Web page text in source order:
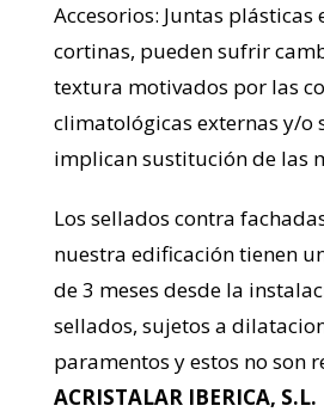
Accesorios: Juntas plásticas
cortinas, pueden sufrir
textura motivados por las
climatológicas externas y/o
implican sustitución de las
Los sellados contra
nuestra edificación tienen
de 3 meses desde la
sellados, sujetos a
paramentos y estos no son
ACRISTALAR IBERICA, S.L.